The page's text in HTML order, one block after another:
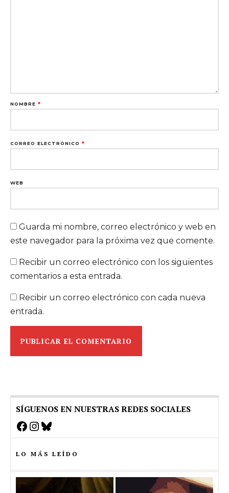
NOMBRE *
CORREO ELECTRÓNICO *
WEB
Guarda mi nombre, correo electrónico y web en
este navegador para la próxima vez que comente.
Recibir un correo electrónico con los siguientes
comentarios a esta entrada.
Recibir un correo electrónico con cada nueva
entrada.
SÍGUENOS EN NUESTRAS REDES SOCIALES
Facebook
Instagram
Bluesky
LO MÁS LEÍDO